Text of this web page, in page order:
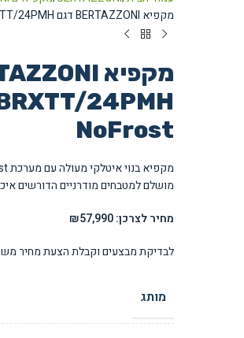
מקפיא BERTAZZONI דגם FRZ605UBRXTT/24PMH בנוי עם TOTAL NoFrost
NoFrost
מושלם למטבחים מודרניים הדורשים
מחיר לצרכן: ₪57,990
לבדיקת מבצעים וקבלת הצעת מחיר
מותג